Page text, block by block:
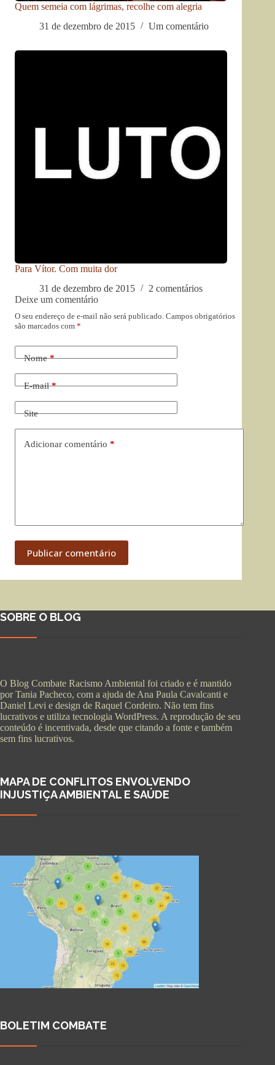
Quem semeia com lágrimas, recolhe com alegria
31 de dezembro de 2015
Um comentário
Para Vítor. Com muita dor
31 de dezembro de 2015
2 comentários
Deixe um comentário
O seu endereço de e-mail não será publicado. Campos obrigatórios
são marcados com *
Nome*
E-mail*
Site
Adicionar comentário *
Publicar comentário
SOBRE O BLOG
O Blog Combate Racismo Ambiental foi criado e é mantido
por Tania Pacheco, com a ajuda de Ana Paula Cavalcanti e
Daniel Levi e design de Raquel Cordeiro. Não tem fins
lucrativos e utiliza tecnologia WordPress. A reprodução de seu
conteúdo é incentivada, desde que citando a fonte e também
sem fins lucrativos.
MAPA DE CONFLITOS ENVOLVENDO
INJUSTIÇA AMBIENTAL E SAÚDE
BOLETIM COMBATE